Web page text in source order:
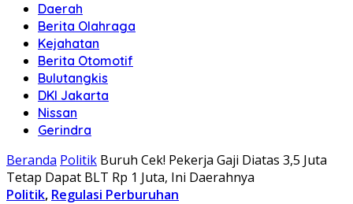
Daerah
Berita Olahraga
Kejahatan
Berita Otomotif
Bulutangkis
DKI Jakarta
Nissan
Gerindra
Beranda Politik Buruh Cek! Pekerja Gaji Diatas 3,5 Juta
Tetap Dapat BLT Rp 1 Juta, Ini Daerahnya
Politik, Regulasi Perburuhan